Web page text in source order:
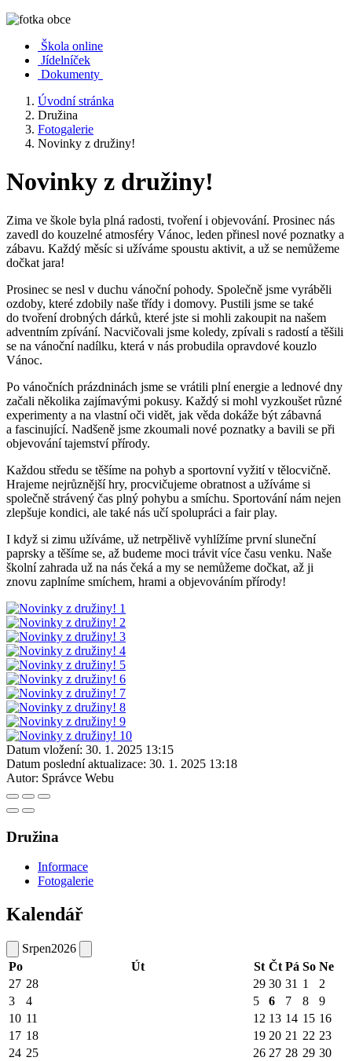
Škola online
Jídelníček
Dokumenty
Úvodní stránka
Družina
Fotogalerie
Novinky z družiny!
Novinky z družiny!
Zima ve škole byla plná radosti, tvoření i objevování. Prosinec nás
zavedl do kouzelné atmosféry Vánoc, leden přinesl nové poznatky a
zábavu. Každý měsíc si užíváme spoustu aktivit, a už se nemůžeme
dočkat jara!
Prosinec se nesl v duchu vánoční pohody. Společně jsme vyráběli
ozdoby, které zdobily naše třídy i domovy. Pustili jsme se také
do tvoření drobných dárků, které jste si mohli zakoupit na našem
adventním zpívání. Nacvičovali jsme koledy, zpívali s radostí a těšili
se na vánoční nadílku, která v nás probudila opravdové kouzlo
Vánoc.
Po vánočních prázdninách jsme se vrátili plní energie a lednové dny
začali několika zajímavými pokusy. Každý si mohl vyzkoušet různé
experimenty a na vlastní oči vidět, jak věda dokáže být zábavná
a fascinující. Nadšeně jsme zkoumali nové poznatky a bavili se při
objevování tajemství přírody.
Každou středu se těšíme na pohyb a sportovní vyžití v tělocvičně.
Hrajeme nejrůznější hry, procvičujeme obratnost a užíváme si
společně strávený čas plný pohybu a smíchu. Sportování nám nejen
zlepšuje kondici, ale také nás učí spolupráci a fair play.
I když si zimu užíváme, už netrpělivě vyhlížíme první sluneční
paprsky a těšíme se, až budeme moci trávit více času venku. Naše
školní zahrada už na nás čeká a my se nemůžeme dočkat, až ji
znovu zaplníme smíchem, hrami a objevováním přírody!
Datum vložení: 30. 1. 2025 13:15
Datum poslední aktualizace: 30. 1. 2025 13:18
Autor: Správce Webu
Družina
Informace
Fotogalerie
Kalendář
Srpen2026
Po
Út St Čt Pá So Ne
27 28 29 30 31 1
2
3
4 5 6 7 8
9
10 11 12 13 14 15 16
17 18 19 20 21 22 23
24 25 26 27 28 29 30